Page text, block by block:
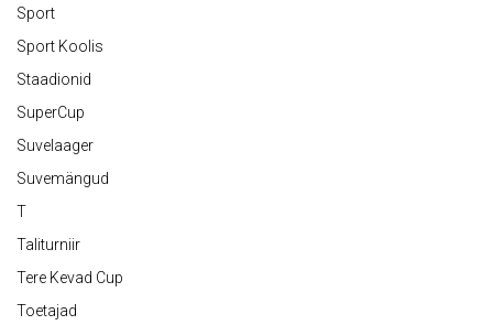
Sport
Sport Koolis
Staadionid
SuperCup
Suvelaager
Suvemängud
T
Taliturniir
Tere Kevad Cup
Toetajad